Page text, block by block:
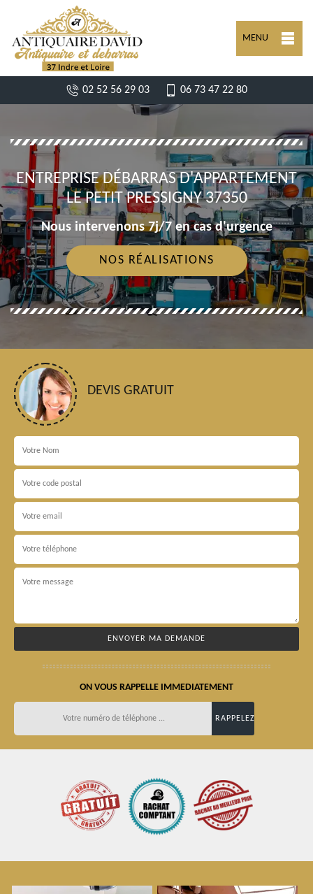
MENU
02 52 56 29 03 06 73 47 22 80
ENTREPRISE DÉBARRAS D'APPARTEMENT
LE PETIT PRESSIGNY 37350
Nous intervenons 7j/7 en cas d'urgence
NOS RÉALISATIONS
DEVIS GRATUIT
ON VOUS RAPPELLE IMMEDIATEMENT